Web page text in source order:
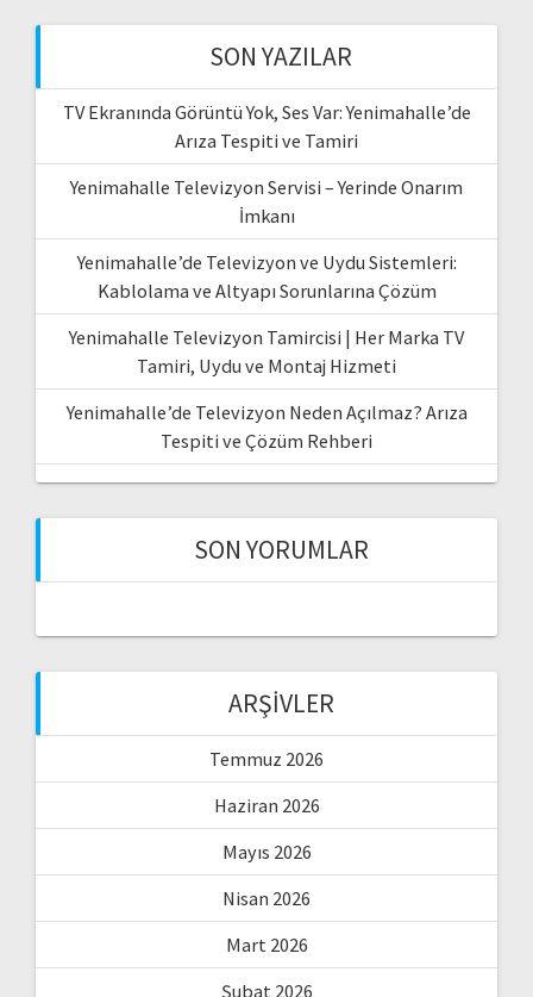
SON YAZILAR
TV Ekranında Görüntü Yok, Ses Var: Yenimahalle’de
Arıza Tespiti ve Tamiri
Yenimahalle Televizyon Servisi – Yerinde Onarım
İmkanı
Yenimahalle’de Televizyon ve Uydu Sistemleri:
Kablolama ve Altyapı Sorunlarına Çözüm
Yenimahalle Televizyon Tamircisi | Her Marka TV
Tamiri, Uydu ve Montaj Hizmeti
Yenimahalle’de Televizyon Neden Açılmaz? Arıza
Tespiti ve Çözüm Rehberi
SON YORUMLAR
ARŞIVLER
Temmuz 2026
Haziran 2026
Mayıs 2026
Nisan 2026
Mart 2026
Şubat 2026